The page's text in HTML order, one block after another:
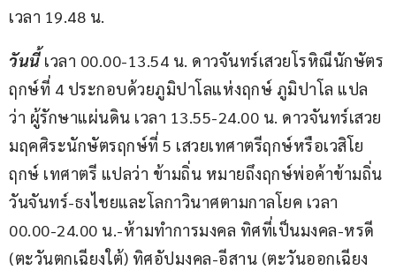
เวลา 19.48 น.
วันนี้ เวลา 00.00-13.54 น. ดาวจันทร์เสวยโรหิณีนักษัตร
ฤกษ์ที่ 4 ประกอบด้วยภูมิปาโลแห่งฤกษ์ ภูมิปาโล แปล
ว่า ผู้รักษาแผ่นดิน เวลา 13.55-24.00 น. ดาวจันทร์เสวย
มฤคศิระนักษัตรฤกษ์ที่ 5 เสวยเทศาตรีฤกษ์หรือเวสิโย
ฤกษ์ เทศาตรี แปลว่า ข้ามถิ่น หมายถึงฤกษ์พ่อค้าข้ามถิ่น
วันจันทร์-ธงไชยและโลกาวินาศตามกาลโยค เวลา
00.00-24.00 น.-ห้ามทำการมงคล ทิศที่เป็นมงคล-หรดี
(ตะวันตกเฉียงใต้) ทิศอัปมงคล-อีสาน (ตะวันออกเฉียง